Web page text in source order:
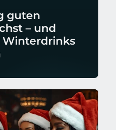
guten
– und